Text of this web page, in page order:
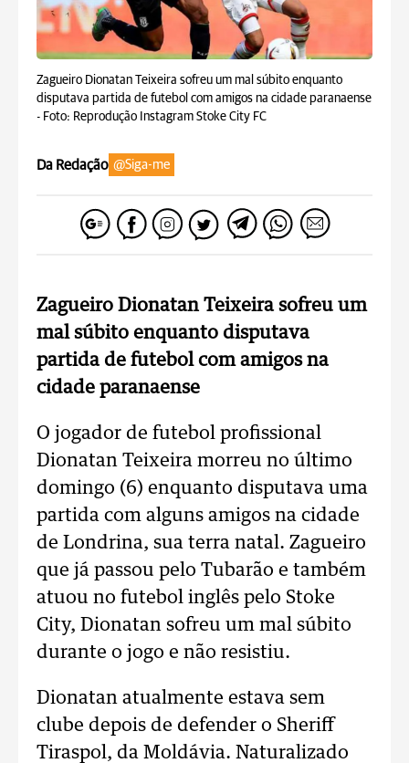
Zagueiro Dionatan Teixeira sofreu um mal súbito enquanto
disputava partida de futebol com amigos na cidade paranaense
- Foto: Reprodução Instagram Stoke City FC
Da Redação @Siga-me
Zagueiro Dionatan Teixeira sofreu um
mal súbito enquanto disputava
partida de futebol com amigos na
cidade paranaense
O jogador de futebol profissional
Dionatan Teixeira morreu no último
domingo (6) enquanto disputava uma
partida com alguns amigos na cidade
de Londrina, sua terra natal. Zagueiro
que já passou pelo Tubarão e também
atuou no futebol inglês pelo Stoke
City, Dionatan sofreu um mal súbito
durante o jogo e não resistiu.
Dionatan atualmente estava sem
clube depois de defender o Sheriff
Tiraspol, da Moldávia. Naturalizado